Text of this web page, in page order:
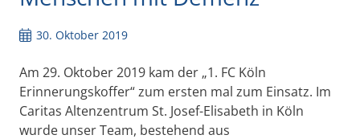
30. Oktober 2019
Am 29. Oktober 2019 kam der „1. FC Köln
Erinnerungskoffer“ zum ersten mal zum Einsatz. Im
Caritas Altenzentrum St. Josef-Elisabeth in Köln
wurde unser Team, bestehend aus